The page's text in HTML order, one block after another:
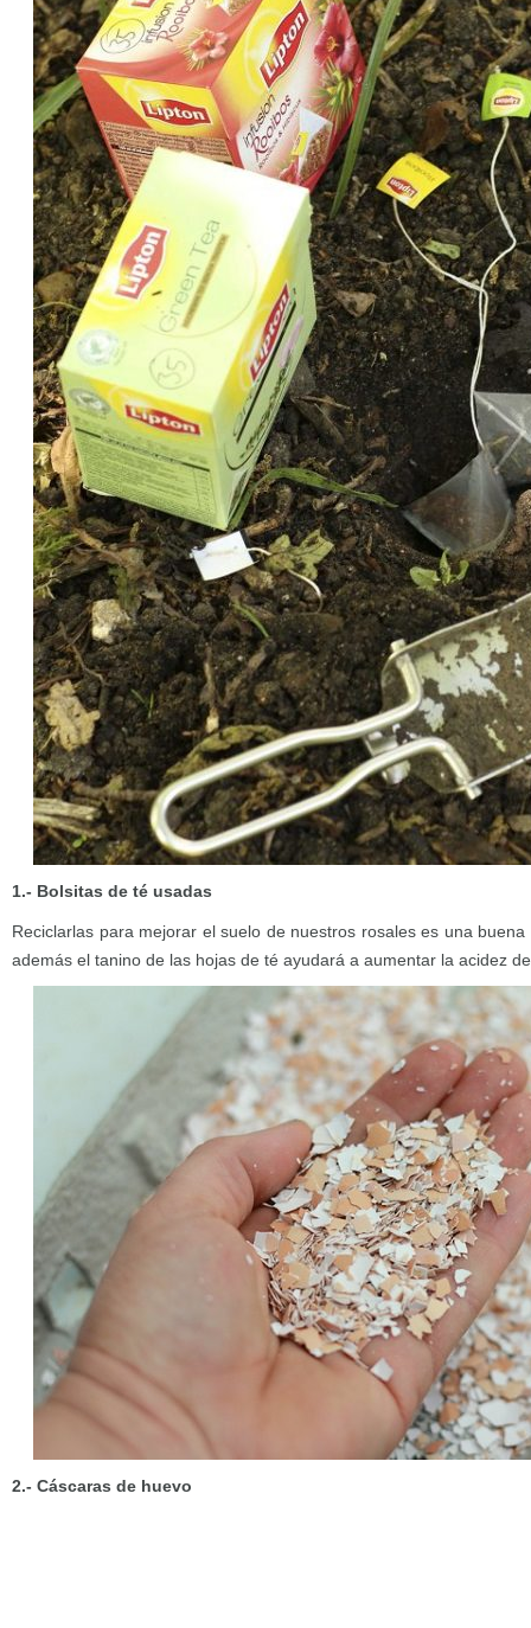
1.- Bolsitas de té usadas
Reciclarlas para mejorar el suelo de nuestros rosales es una
además el tanino de las hojas de té ayudará a aumentar la acidez
2.- Cáscaras de huevo